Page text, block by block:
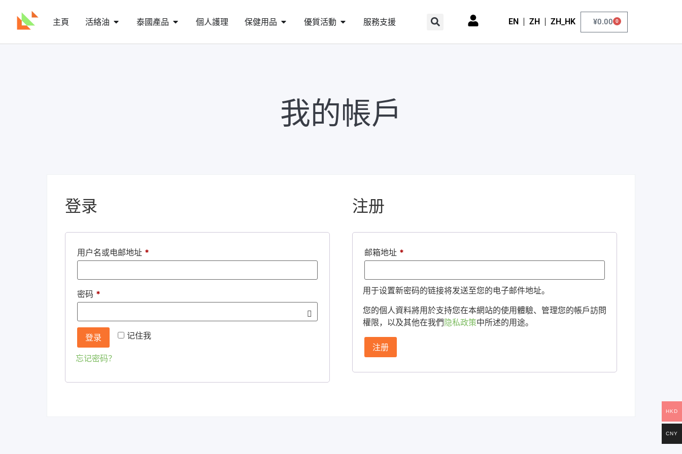
主頁 活絡油 泰國產品 個人護理 保健用品 優質活動 服務支援 EN ZH ZH_HK ¥0.00 0
我的帳戶
登录
用户名或电邮地址 *
密码 *
记住我
登录
忘记密码？
注册
邮箱地址 *
用于设置新密码的链接将发送至您的电子邮件地址。
您的個人資料將用於支持您在本網站的使用體驗、管理您的帳戶訪問
權限，以及其他在我們隐私政策中所述的用途。
注册
HKD
CNY